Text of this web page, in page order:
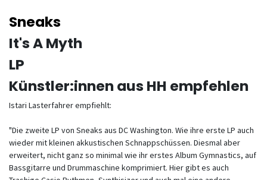
Sneaks
It's A Myth
LP
Künstler:innen aus HH empfehlen
Istari Lasterfahrer empfiehlt:
"Die zweite LP von Sneaks aus DC Washington. Wie ihre erste LP auch
wieder mit kleinen akkustischen Schnappschüssen. Diesmal aber
erweitert, nicht ganz so minimal wie ihr erstes Album Gymnastics, auf
Bassgitarre und Drummaschine komprimiert. Hier gibt es auch